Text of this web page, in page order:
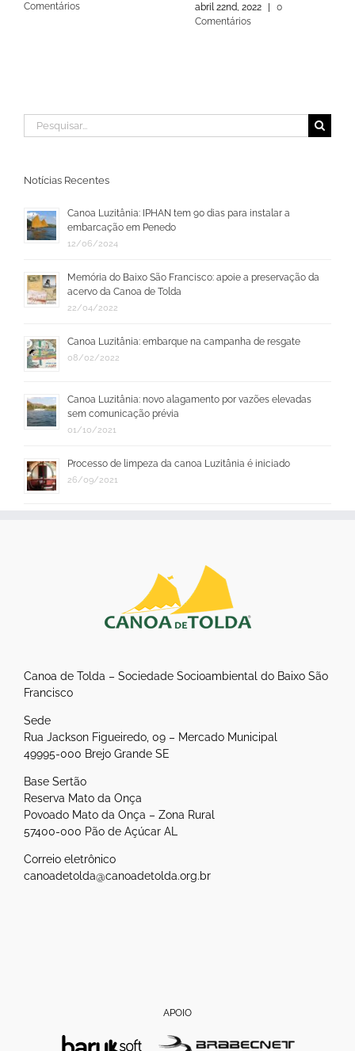
Comentários
abril 22nd, 2022
0
Comentários
Buscar
resultados
Notícias Recentes
Canoa Luzitânia: IPHAN tem 90 dias para instalar a
embarcação em Penedo
12/06/2024
Memória do Baixo São Francisco: apoie a preservação da
acervo da Canoa de Tolda
22/04/2022
Canoa Luzitânia: embarque na campanha de resgate
08/02/2022
Canoa Luzitânia: novo alagamento por vazões elevadas
sem comunicação prévia
01/10/2021
Processo de limpeza da canoa Luzitânia é iniciado
26/09/2021
Canoa de Tolda – Sociedade Socioambiental do Baixo São
Francisco
Sede
Rua Jackson Figueiredo, 09 – Mercado Municipal
49995-000 Brejo Grande SE
Base Sertão
Reserva Mato da Onça
Povoado Mato da Onça – Zona Rural
57400-000 Pão de Açúcar AL
Correio eletrônico
canoadetolda@canoadetolda.org.br
APOIO